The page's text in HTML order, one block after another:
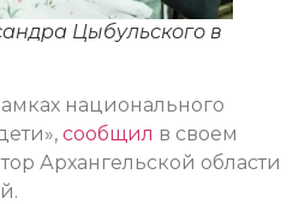
Цыбульского в
национального
сообщил в своем
Архангельской области